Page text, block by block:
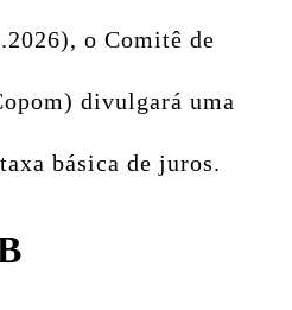
o Comitê de
divulgará uma
básica de juros.